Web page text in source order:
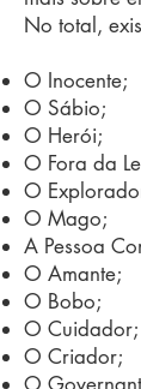
No total,
O Inocente;
O Sábio;
O Herói;
O Fora da
O
O Mago;
A Pessoa
O Amante;
O Bobo;
O Cuidador;
O Criador;